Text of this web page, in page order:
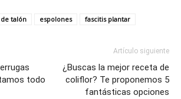
talón espolones fascitis plantar
todo
Artículo siguiente
¿Buscas la mejor receta de
coliflor? Te proponemos 5
fantásticas opciones